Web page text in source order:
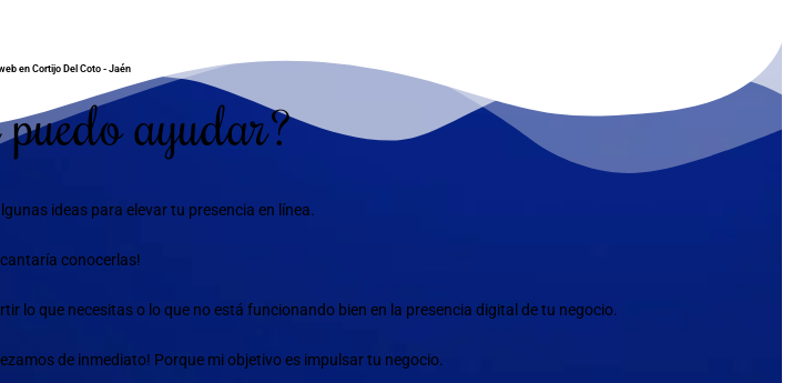
en Cortijo Del Coto - Jaén
ayudar?
ideas para elevar tu presencia en línea.
conocerlas!
lo que necesitas o lo que no está funcionando bien en la presencia digital de tu negocio.
de inmediato! Porque mi objetivo es impulsar tu negocio.